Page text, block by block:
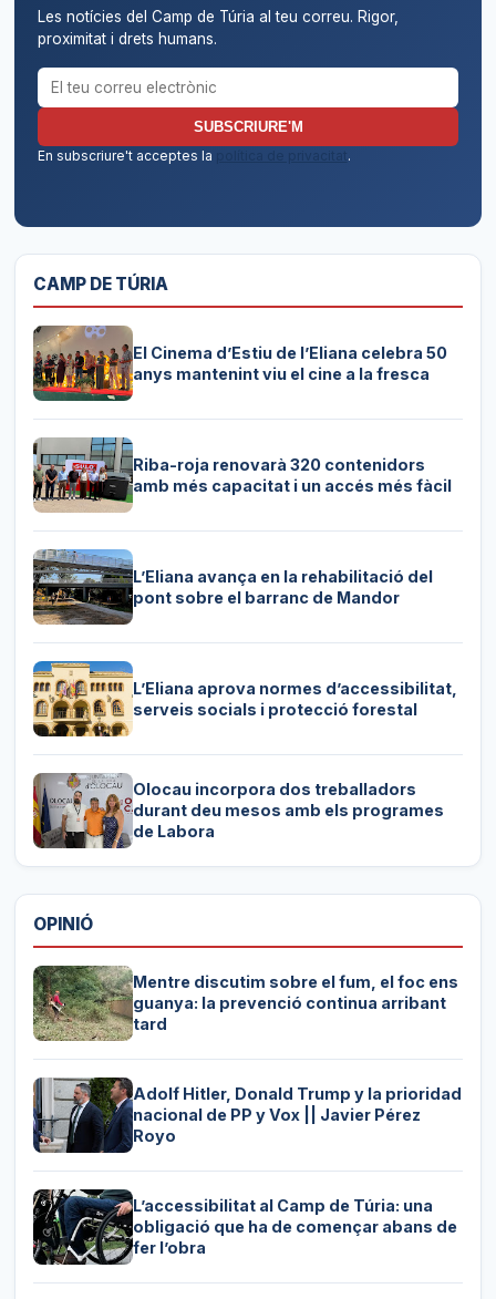
Les notícies del Camp de Túria al teu correu. Rigor,
proximitat i drets humans.
Correu electrònic per al butlletí
SUBSCRIURE'M
En subscriure't acceptes la
política de privacitat.
CAMP DE TÚRIA
El Cinema d’Estiu de l’Eliana celebra 50
anys mantenint viu el cine a la fresca
Riba-roja renovarà 320 contenidors
amb més capacitat i un accés més fàcil
L’Eliana avança en la rehabilitació del
pont sobre el barranc de Mandor
L’Eliana aprova normes d’accessibilitat,
serveis socials i protecció forestal
Olocau incorpora dos treballadors
durant deu mesos amb els programes
de Labora
OPINIÓ
Mentre discutim sobre el fum, el foc ens
guanya: la prevenció continua arribant
tard
Adolf Hitler, Donald Trump y la prioridad
nacional de PP y Vox || Javier Pérez
Royo
L’accessibilitat al Camp de Túria: una
obligació que ha de començar abans de
fer l’obra